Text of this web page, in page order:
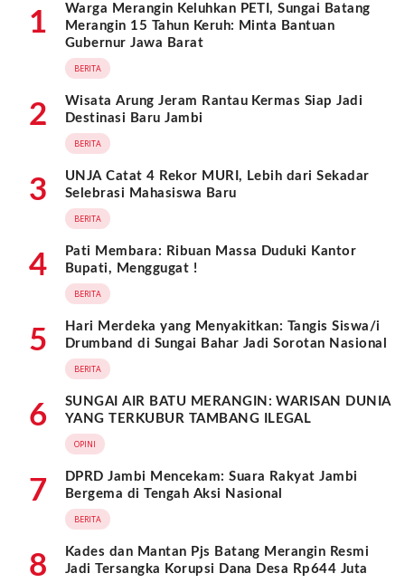
1
Warga Merangin Keluhkan PETI, Sungai Batang
Merangin 15 Tahun Keruh: Minta Bantuan
Gubernur Jawa Barat
BERITA
2
Wisata Arung Jeram Rantau Kermas Siap Jadi
Destinasi Baru Jambi
BERITA
3
UNJA Catat 4 Rekor MURI, Lebih dari Sekadar
Selebrasi Mahasiswa Baru
BERITA
4
Pati Membara: Ribuan Massa Duduki Kantor
Bupati, Menggugat !
BERITA
5
Hari Merdeka yang Menyakitkan: Tangis Siswa/i
Drumband di Sungai Bahar Jadi Sorotan Nasional
BERITA
6
SUNGAI AIR BATU MERANGIN: WARISAN DUNIA
YANG TERKUBUR TAMBANG ILEGAL
OPINI
7
DPRD Jambi Mencekam: Suara Rakyat Jambi
Bergema di Tengah Aksi Nasional
BERITA
8
Kades dan Mantan Pjs Batang Merangin Resmi
Jadi Tersangka Korupsi Dana Desa Rp644 Juta